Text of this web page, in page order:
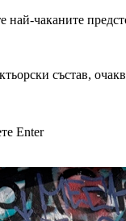
най-чаканите
състав,
Enter